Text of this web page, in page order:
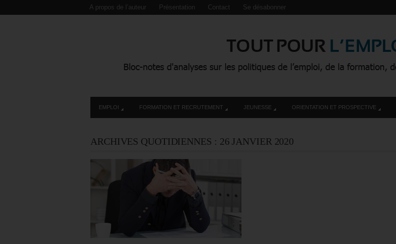
A propos de l’auteur Présentation Contact Se désabonner
EMPLOI FORMATION ET RECRUTEMENT JEUNESSE ORIENTATION ET PROSPECTIVE
ARCHIVES QUOTIDIENNES : 26 JANVIER 2020